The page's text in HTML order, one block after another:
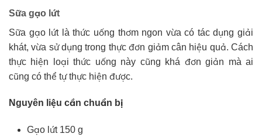
Sữa gạo lứt
Sữa gạo lứt là thức uống thơm ngon vừa có tác dụng giải
khát, vừa sử dụng trong thực đơn giảm cân hiệu quả. Cách
thực hiện loại thức uống này cũng khá đơn giản mà ai
cũng có thể tự thực hiện được.
Nguyên liệu cần chuẩn bị
Gạo lứt 150 g